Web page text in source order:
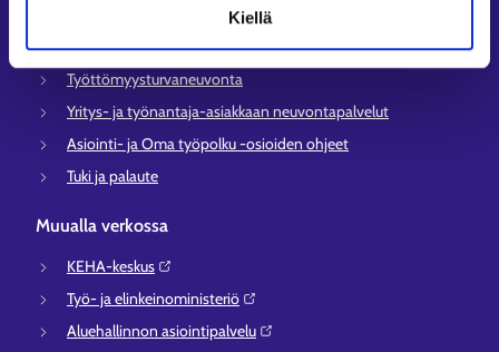
Kiellä
Työllisyysalueiden yhteystiedot
Sähköisen asioinnin tuki
Työttömyysturvaneuvonta
Yritys- ja työnantaja-asiakkaan neuvontapalvelut
Asiointi- ja Oma työpolku -osioiden ohjeet
Tuki ja palaute
Muualla verkossa
KEHA-keskus⁠
Työ- ja elinkeinoministeriö⁠
Aluehallinnon asiointipalvelu⁠